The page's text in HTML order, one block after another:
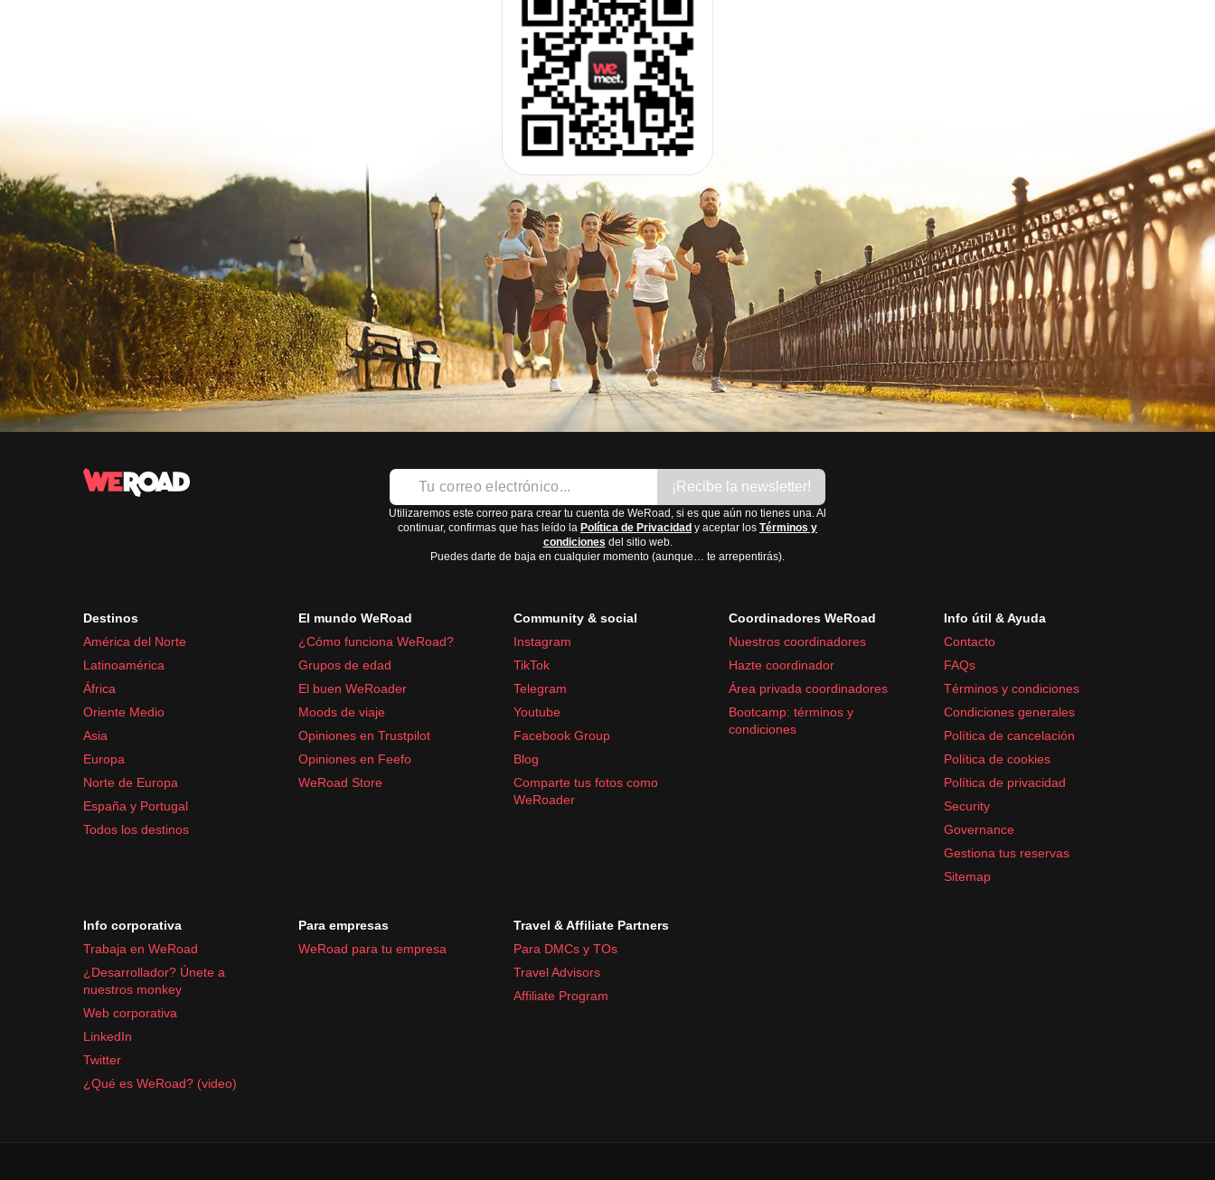
¡Recibe la newsletter!
Utilizaremos este correo para crear tu cuenta de WeRoad, si es que aún no tienes una. Al
continuar, confirmas que has leído la Política de Privacidad y aceptar los Términos y
condiciones del sitio web.
Puedes darte de baja en cualquier momento (aunque… te arrepentirás).
Destinos
América del Norte
Latinoamérica
África
Oriente Medio
Asia
Europa
Norte de Europa
España y Portugal
Todos los destinos
El mundo WeRoad
¿Cómo funciona WeRoad?
Grupos de edad
El buen WeRoader
Moods de viaje
Opiniones en Trustpilot
Opiniones en Feefo
WeRoad Store
Community & social
Instagram
TikTok
Telegram
Youtube
Facebook Group
Blog
Comparte tus fotos como
WeRoader
Coordinadores WeRoad
Nuestros coordinadores
Hazte coordinador
Área privada coordinadores
Bootcamp: términos y
condiciones
Info útil & Ayuda
Contacto
FAQs
Términos y condiciones
Condiciones generales
Política de cancelación
Política de cookies
Política de privacidad
Security
Governance
Gestiona tus reservas
Sitemap
Info corporativa
Trabaja en WeRoad
¿Desarrollador? Únete a
nuestros monkey
Web corporativa
LinkedIn
Twitter
¿Qué es WeRoad? (video)
Para empresas
WeRoad para tu empresa
Travel & Affiliate Partners
Para DMCs y TOs
Travel Advisors
Affiliate Program